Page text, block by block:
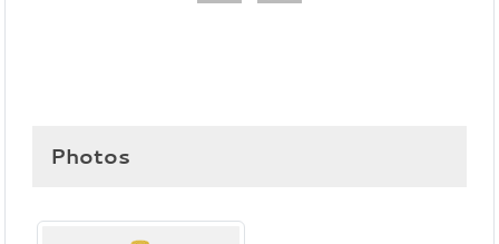
Photos